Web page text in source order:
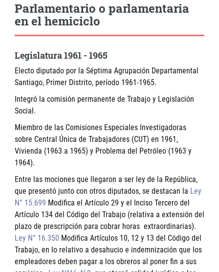
Parlamentario o parlamentaria
en el hemiciclo
Legislatura 1961 - 1965
Electo diputado por la Séptima Agrupación Departamental
Santiago, Primer Distrito, período 1961-1965.
Integró la comisión permanente de Trabajo y Legislación
Social.
Miembro de las Comisiones Especiales Investigadoras
sobre Central Única de Trabajadores (CUT) en 1961,
Vivienda (1963 a 1965) y Problema del Petróleo (1963 y
1964).
Entre las mociones que llegaron a ser ley de la República,
que presentó junto con otros diputados, se destacan la Ley
N° 15.699 Modifica el Artículo 29 y el Inciso Tercero del
Artículo 134 del Código del Trabajo (relativa a extensión del
plazo de prescripción para cobrar horas extraordinarias).
Ley N° 16.350 Modifica Artículos 10, 12 y 13 del Código del
Trabajo, en lo relativo a desahucio e indemnización que los
empleadores deben pagar a los obreros al poner fin a sus